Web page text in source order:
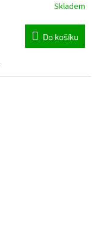
Skladem
Do košíku